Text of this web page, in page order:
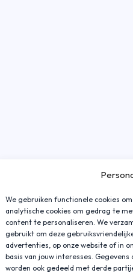
We gebruiken functionele cookies
analytische cookies om gedrag te
content te personaliseren. We
gebruikt om deze
advertenties, op onze website of in
basis van jouw interesses.
worden ook gedeeld met derde